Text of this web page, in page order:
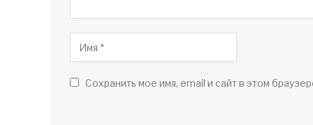
Сохранить мое имя, email и сайт в этом